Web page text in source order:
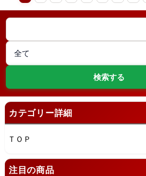
カテゴリー詳細
ＴＯＰ
注目の商品